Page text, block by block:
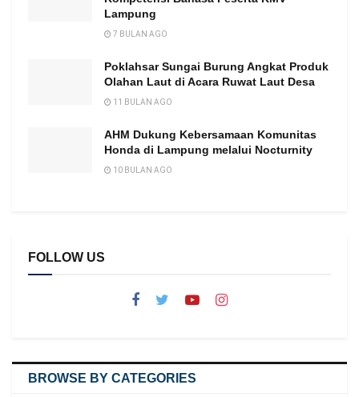
Lampung
7 BULAN AGO
Poklahsar Sungai Burung Angkat Produk
Olahan Laut di Acara Ruwat Laut Desa
11 BULAN AGO
AHM Dukung Kebersamaan Komunitas
Honda di Lampung melalui Nocturnity
10 BULAN AGO
FOLLOW US
BROWSE BY CATEGORIES